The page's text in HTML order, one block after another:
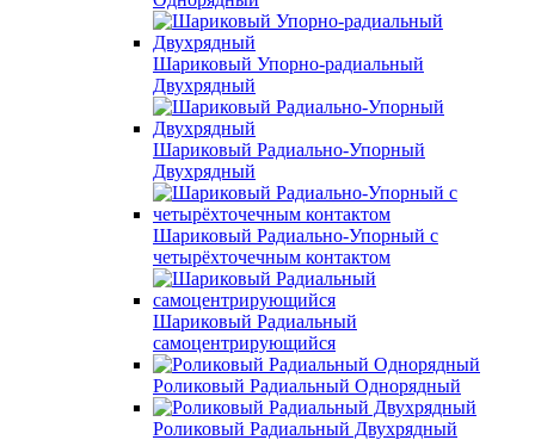
Шариковый Упорно-радиальный
Двухрядный
Шариковый Радиально-Упорный
Двухрядный
Шариковый Радиально-Упорный с
четырёхточечным контактом
Шариковый Радиальный
самоцентрирующийся
Роликовый Радиальный Однорядный
Роликовый Радиальный Двухрядный